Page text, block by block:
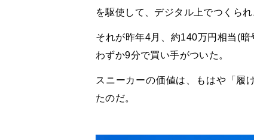
を駆使して、デジタル上でつくら
それが昨年4月、約140万円相当(暗
わずか9分で買い手がついた。
スニーカーの価値は、もはや「履
たのだ。